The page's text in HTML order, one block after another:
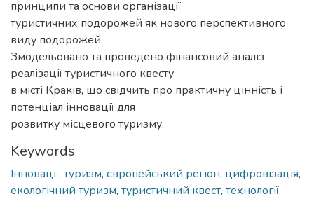
принципи та основи організації
туристичних подорожей як нового перспективного
виду подорожей.
Змодельовано та проведено фінансовий аналіз
реалізації туристичного квесту
в місті Краків, що свідчить про практичну цінність і
потенціал інновації для
розвитку місцевого туризму.
Keywords
Інновації, туризм, європейський регіон, цифровізація,
екологічний туризм, туристичний квест, технології,